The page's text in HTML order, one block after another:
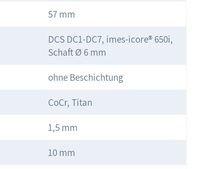
57 mm
DCS DC1-DC7, imes-icore® 650i,
Schaft Ø 6 mm
ohne Beschichtung
CoCr, Titan
1,5 mm
10 mm